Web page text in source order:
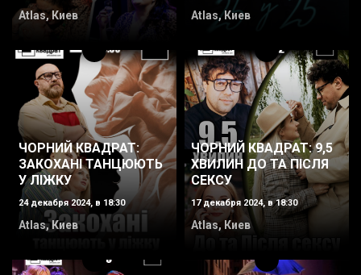
Atlas, Киев Atlas, Киев
ЧОРНИЙ КВАДРАТ:
ЗАКОХАНІ ТАНЦЮЮТЬ
У ЛІЖКУ
24 декабря 2024, в 18:30
Atlas, Киев
ЧОРНИЙ КВАДРАТ: 9,5
ХВИЛИН ДО ТА ПІСЛЯ
СЕКСУ
17 декабря 2024, в 18:30
Atlas, Киев